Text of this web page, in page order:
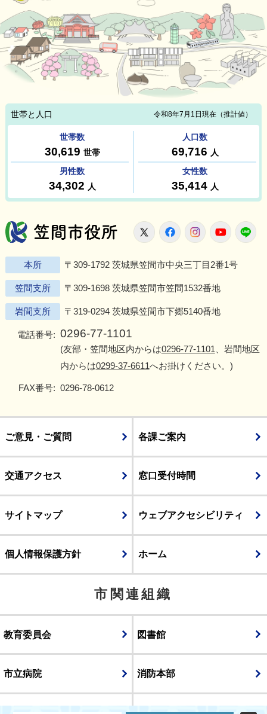
笠間市役所
X FacebookInstagram
本所 〒309-1792 茨城県笠間市中央三丁目2番1号
笠間支所 〒309-1698 茨城県笠間市笠間1532番地
岩間支所 〒319-0294 茨城県笠間市下郷5140番地
電話番号: 0296-77-1101
(友部・笠間地区内からは0296-77-1101 、岩間地区
内からは0299-37-6611へお掛けください。)
FAX番号: 0296-78-0612
ご意見・ご質問 各課ご案内
交通アクセス 窓口受付時間
サイトマップ ウェブアクセシビリティ
個人情報保護方針 ホーム
市関連組織
教育委員会 図書館
市立病院 消防本部